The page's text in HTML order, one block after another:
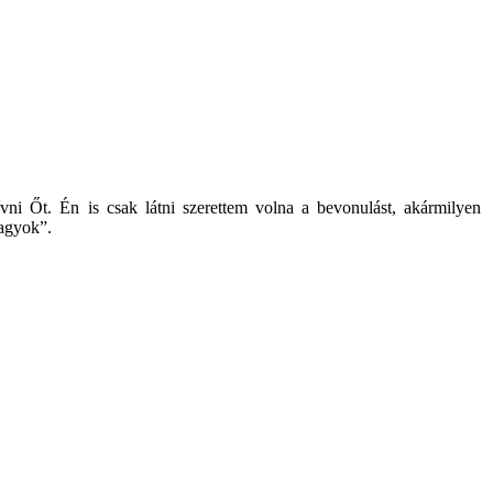
Őt. Én is csak látni szerettem volna a bevonulást, akármilyen